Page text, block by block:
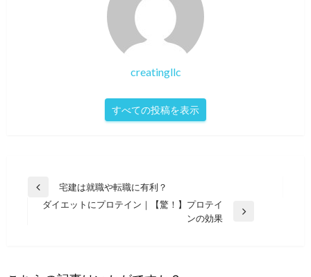
creatingllc
すべての投稿を表示
投
宅建は就職や転職に有利？
ダイエットにプロテイン｜【驚！】プロテイ
ンの効果